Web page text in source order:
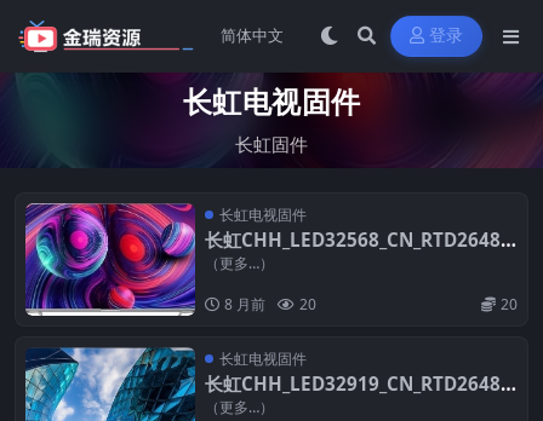
登录
长虹电视固件
长虹固件
长虹电视固件
长虹CHH_LED32568_CN_RTD2648_
PCB5635-E_TPT315B5_WX221_SC1
件
（更多…）
8 月前 20 20
长虹电视固件
长虹CHH_LED32919_CN_RTD2648_
PCB5635-C_TPT315B5_WX221_V2.3
（更多…）